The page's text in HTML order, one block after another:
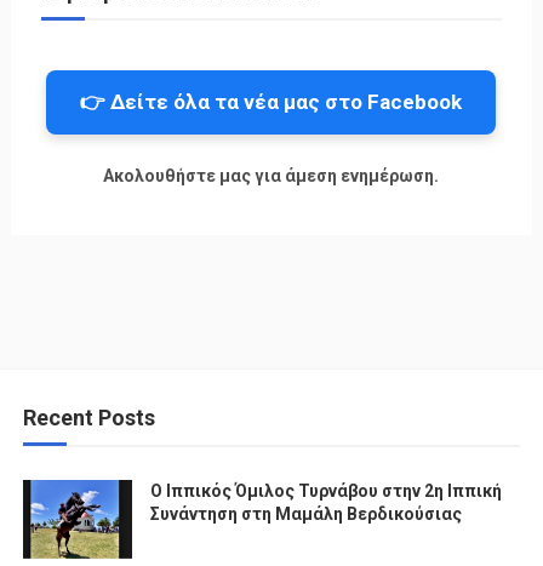
👉 Δείτε όλα τα νέα μας στο Facebook
Ακολουθήστε μας για άμεση ενημέρωση.
Recent Posts
Ο Ιππικός Όμιλος Τυρνάβου στην 2η Ιππική
Συνάντηση στη Μαμάλη Βερδικούσιας